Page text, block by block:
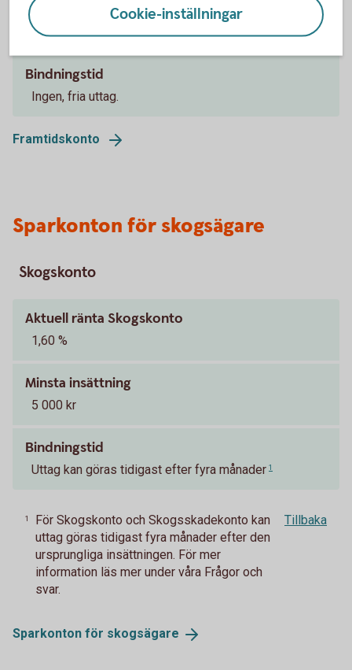
Minsta insättning
50 000 kr
Bindningstid
Ingen, fria uttag.
Framtidskonto
Sparkonton för skogsägare
Skogskonto
Aktuell ränta Skogskonto
1,60 %
Minsta insättning
5 000 kr
Bindningstid
Uttag kan göras tidigast efter fyra månader 1
1
För Skogskonto och Skogsskadekonto kan
uttag göras tidigast fyra månader efter den
ursprungliga insättningen. För mer
information läs mer under våra Frågor och
svar.
Tillbaka
Sparkonton för skogsägare
Cookie-inställningar